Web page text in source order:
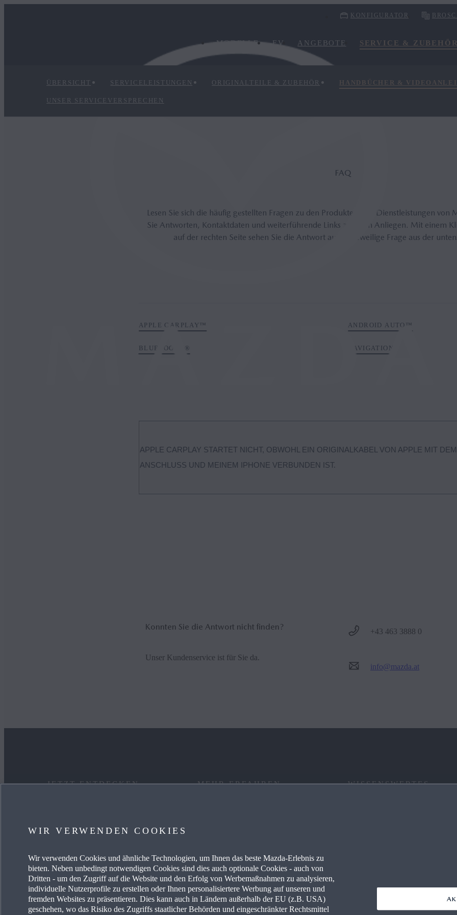
KONFIGURATOR
MODELLE EV ANGEBOTE SERVICE &
ÜBERSICHT SERVICELEISTUNGEN ORIGINALTEILE & ZUBEHÖR HANDBÜCHER &
UNSER SERVICEVERSPRECHEN
FAQ
Lesen Sie sich die häufig gestellten Fragen zu den Produkten und Dienstleistungen von
Sie Antworten, Kontaktdaten und weiterführende Links zu Ihren Anliegen. Mit einem
auf der rechten Seite sehen Sie die Antwort auf die jeweilige Frage aus der
APPLE CARPLAY™ ANDROID AUTO™
BLUETOOTH® NAVIGATION
APPLE CARPLAY STARTET NICHT, OBWOHL EIN ORIGINALKABEL VON APPLE MIT
ANSCHLUSS UND MEINEM IPHONE VERBUNDEN IST.
Konnten Sie die Antwort nicht finden?
Unser Kundenservice ist für Sie da.
+43 463 3888 0
info@mazda.at
JETZT ENTDECKEN
AKTUELLE ANGEBOTE
BUSINESS ANGEBOTE
EIN AUTO KAUFEN
MEHR ERFAHREN
FREIE WERKSTÄTTEN
PRESSE
MAZDA FINANCE
WISSENSWERTES
MAZDA TOOLBOX
RETTUNGSKARTEN
WIR VERWENDEN COOKIES
Wir verwenden Cookies und ähnliche Technologien, um Ihnen das beste Mazda-Erlebnis zu
bieten. Neben unbedingt notwendigen Cookies sind dies auch optionale Cookies - auch von
Dritten - um den Zugriff auf die Website und den Erfolg von Werbemaßnahmen zu analysieren,
individuelle Nutzerprofile zu erstellen oder Ihnen personalisiertere Werbung auf unseren und
fremden Websites zu präsentieren. Dies kann auch in Ländern außerhalb der EU (z.B. USA)
geschehen, wo das Risiko des Zugriffs staatlicher Behörden und eingeschränkter Rechtsmittel